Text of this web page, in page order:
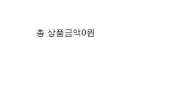
총 상품금액0원